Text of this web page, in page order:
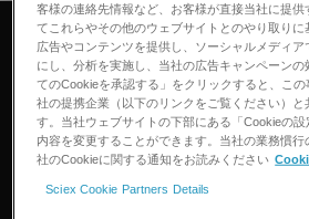
リンクトインツイッターフェイスブック
インスタグ
製品
質量分析計
キャピラリー電気泳動機器
アプリケーション
客様の連絡先情報など、お客様が直接当社に提供
てこれらやその他のウェブサイトとのやり取り
広告やコンテンツを提供し、ソーシャルメディ
にし、分析を実施し、当社の広告キャンペーン
てのCookieを承認する」をクリックすると、こ
社の提携企業（以下のリンクをご覧ください）と
す。当社ウェブサイトの下部にある「Cookieの
内容を変更することができます。当社の業務慣
社のCookieに関する通知をお読みください
Sciex Cookie Partners Details